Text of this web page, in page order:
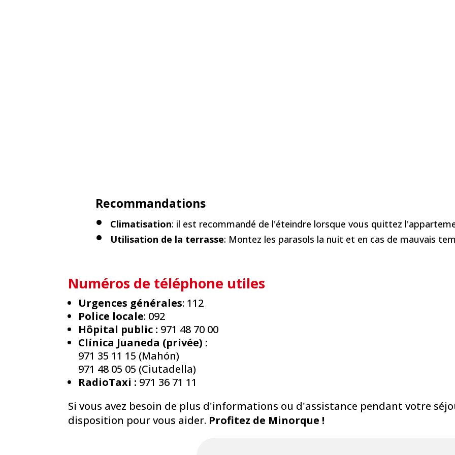
Recommandations
Climatisation: il est recommandé de l'éteindre lorsque vous quittez
Utilisation de la terrasse: Montez les parasols la nuit et en cas de mauvais
Numéros de téléphone utiles
Urgences générales: 112
Police locale: 092
Hôpital public : 971 48 70 00
Clínica Juaneda (privée) :
971 35 11 15 (Mahón)
971 48 05 05 (Ciutadella)
RadioTaxi : 971 36 71 11
Si vous avez besoin de plus d'informations ou d'assistance pendant votre
disposition pour vous aider. Profitez de Minorque !